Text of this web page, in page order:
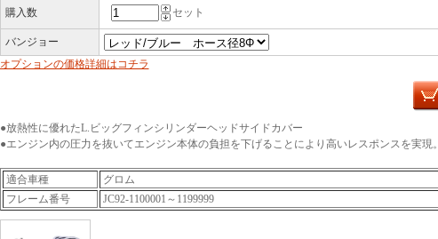
購入数 セット
バンジョー
オプションの価格詳細はコチラ
●放熱性に優れたL.ビッグフィンシリンダーヘッドサイドカバー
●エンジン内の圧力を抜いてエンジン本体の負担を下げることにより高いレスポンスを実現。
適合車種
グロム
フレーム番号
JC92-1100001～1199999